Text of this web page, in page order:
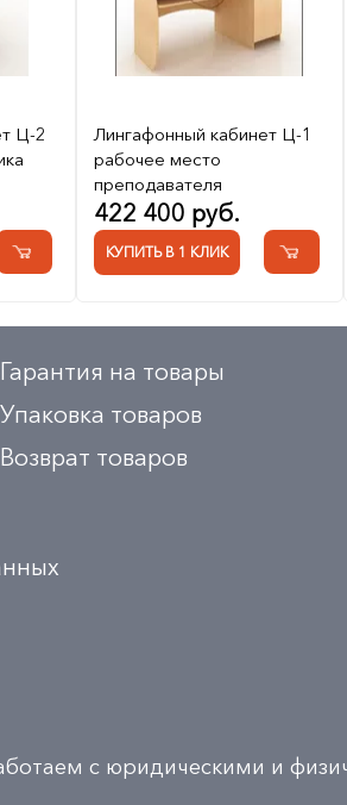
Ц-2
Лингафонный кабинет Ц-1
рабочее место
преподавателя
422 400 руб.
КУПИТЬ В 1 КЛИК
Гарантия на товары
Упаковка товаров
Возврат товаров
с юридическими и